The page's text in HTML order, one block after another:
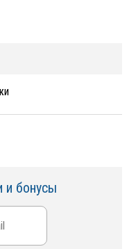
и бонусы